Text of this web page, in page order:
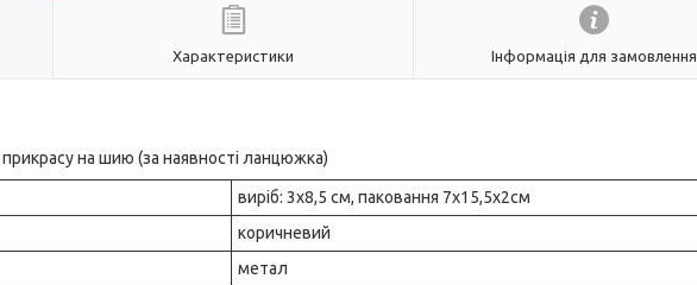
Характеристики Інформація для замовлення
на шию (за наявності ланцюжка)
виріб: 3х8,5 см, паковання 7х15,5х2см
коричневий
метал